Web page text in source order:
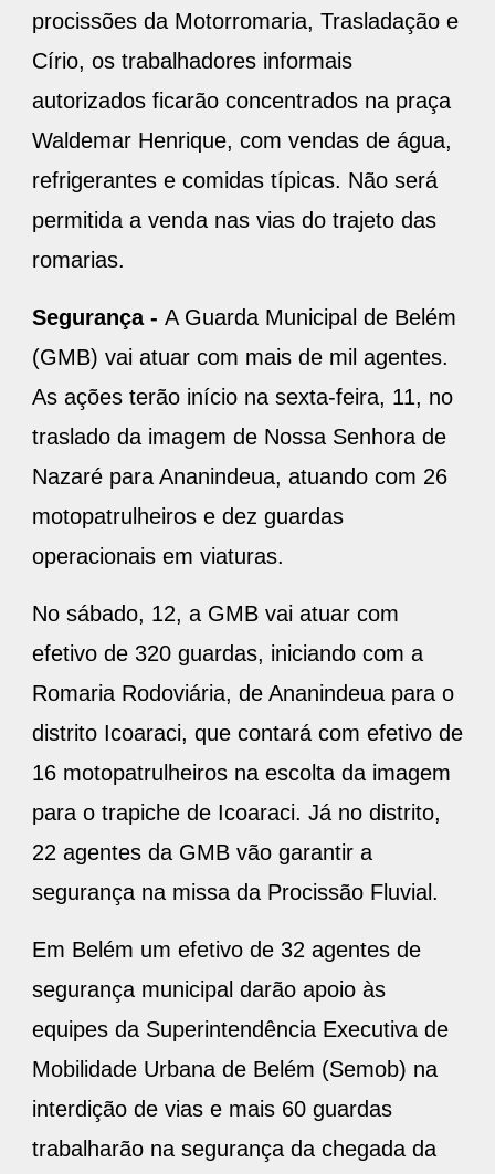
procissões da Motorromaria, Trasladação e
Círio, os trabalhadores informais
autorizados ficarão concentrados na praça
Waldemar Henrique, com vendas de água,
refrigerantes e comidas típicas. Não será
permitida a venda nas vias do trajeto das
romarias.
Segurança - A Guarda Municipal de Belém
(GMB) vai atuar com mais de mil agentes.
As ações terão início na sexta-feira, 11, no
traslado da imagem de Nossa Senhora de
Nazaré para Ananindeua, atuando com 26
motopatrulheiros e dez guardas
operacionais em viaturas.
No sábado, 12, a GMB vai atuar com
efetivo de 320 guardas, iniciando com a
Romaria Rodoviária, de Ananindeua para o
distrito Icoaraci, que contará com efetivo de
16 motopatrulheiros na escolta da imagem
para o trapiche de Icoaraci. Já no distrito,
22 agentes da GMB vão garantir a
segurança na missa da Procissão Fluvial.
Em Belém um efetivo de 32 agentes de
segurança municipal darão apoio às
equipes da Superintendência Executiva de
Mobilidade Urbana de Belém (Semob) na
interdição de vias e mais 60 guardas
trabalharão na segurança da chegada da